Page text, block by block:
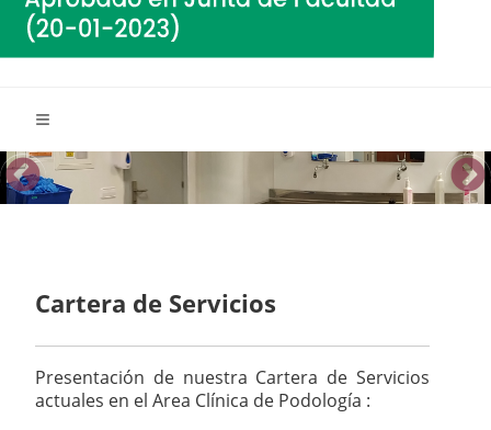
Cartera de Servicios
Presentación de nuestra Cartera de Servicios
actuales en el Area Clínica de Podología :